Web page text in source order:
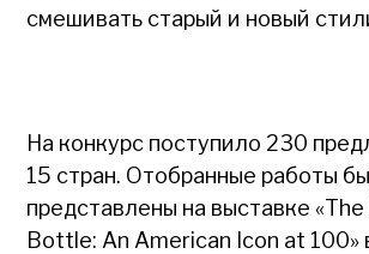
смешивать старый и новый
На конкурс поступило 230
15 стран. Отобранные работы
представлены на выставке
Bottle: An American Icon at 100»